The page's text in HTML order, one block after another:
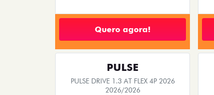
Quero agora!
PULSE
PULSE DRIVE 1.3 AT FLEX 4P 2026
2026/2026